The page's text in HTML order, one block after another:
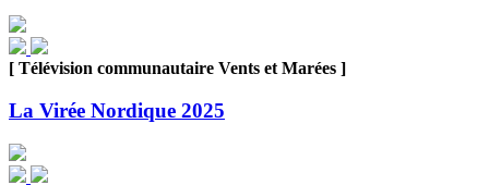
[ Télévision communautaire Vents et Marées ]
La Virée Nordique 2025